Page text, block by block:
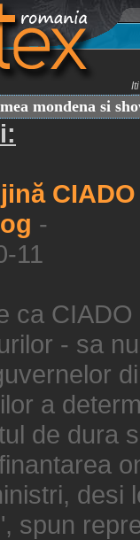
mondena si
CIADO
-
11
ca
- sa
a
de dura
desi
spun